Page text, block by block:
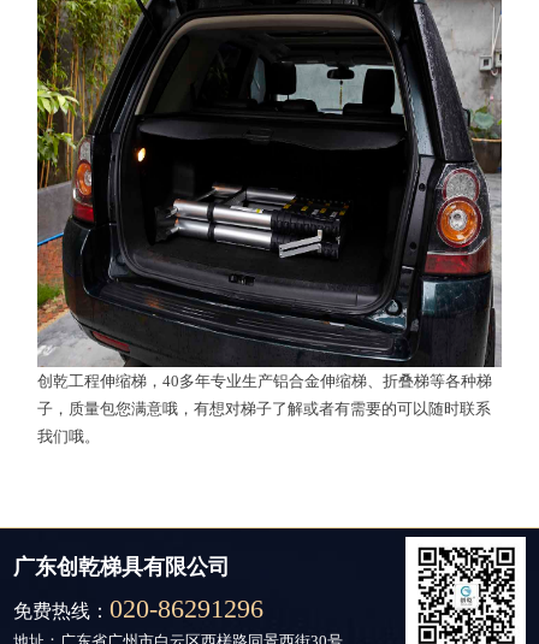
创乾工程伸缩梯，40多年专业生产铝合金伸缩梯、折叠梯等各种梯
子，质量包您满意哦，有想对梯子了解或者有需要的可以随时联系
我们哦。
广东创乾梯具有限公司
免费热线：020-86291296